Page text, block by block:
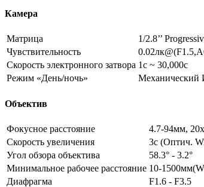
Камера
Матрица
1/2.8’’
Чувствительность
Скорость электронного затвора 1с ~ 30,000с
Режим «День/ночь»
Механический
Объектив
Фокусное расстояние
4.7-94мм, 20x
Скорость увеличения
3с (Оптич.
Угол обзора объектива
58.3° - 3.2°
Минимальное рабочее расстояние 10-
Диафрагма
F1.6 - F3.5